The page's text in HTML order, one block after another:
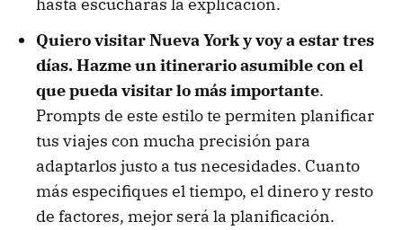
Quiero visitar Nueva York y voy a estar tres
días. Hazme un itinerario asumible con el
que pueda visitar lo más importante.
Prompts de este estilo te permiten planificar
tus viajes con mucha precisión para
adaptarlos justo a tus necesidades. Cuanto
más especifiques el tiempo, el dinero y resto
de factores, mejor será la planificación.